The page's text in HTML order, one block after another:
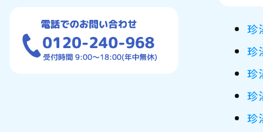
珍
珍
珍
珍
珍